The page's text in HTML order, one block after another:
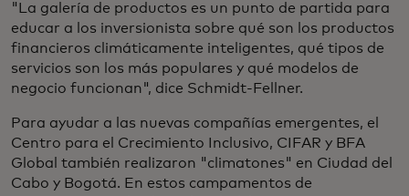
"La galería de productos es un punto de partida para
educar a los inversionista sobre qué son los productos
financieros climáticamente inteligentes, qué tipos de
servicios son los más populares y qué modelos de
negocio funcionan", dice Schmidt-Fellner.
Para ayudar a las nuevas compañías emergentes, el
Centro para el Crecimiento Inclusivo, CIFAR y BFA
Global también realizaron "climatones" en Ciudad del
Cabo y Bogotá. En estos campamentos de